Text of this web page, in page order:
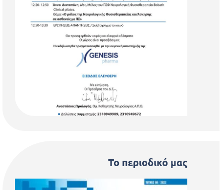
Το περιοδικό μας